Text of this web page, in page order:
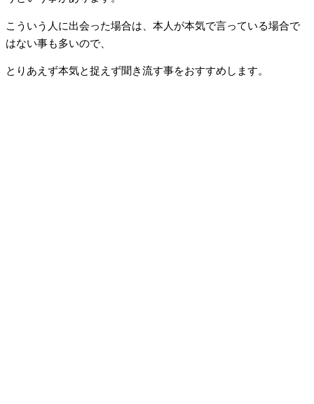
こういう人に出会った場合は、本人が本気で言っている場合で
はない事も多いので、
とりあえず本気と捉えず聞き流す事をおすすめします。